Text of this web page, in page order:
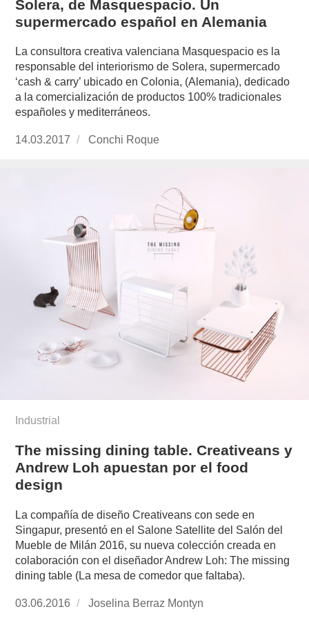
Solera, de Masquespacio. Un
supermercado español en Alemania
La consultora creativa valenciana Masquespacio es la
responsable del interiorismo de Solera, supermercado
‘cash & carry’ ubicado en Colonia, (Alemania), dedicado
a la comercialización de productos 100% tradicionales
españoles y mediterráneos.
Publicado
14.03.2017
https://www.experimenta.es/author/conchi-
Conchi Roque
Industrial
The missing dining table. Creativeans y
Andrew Loh apuestan por el food
design
La compañía de diseño Creativeans con sede en
Singapur, presentó en el Salone Satellite del Salón del
Mueble de Milán 2016, su nueva colección creada en
colaboración con el diseñador Andrew Loh: The missing
dining table (La mesa de comedor que faltaba).
Publicado
03.06.2016
https://www.experimenta.es/author/joselina-
Joselina Berraz Montyn